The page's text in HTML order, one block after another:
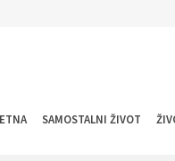
SAMOSTALNI ŽIVOT